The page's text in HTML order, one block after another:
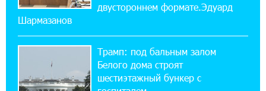
Аршак Карапетян
12:04:45 23-07-2026
При поддержке Ucom в спортивной школе
Вайка установлена солнечная
электростанция мощностью 15 кВт
двустороннем формате.Эдуард
Шармазанов
Трамп: под бальным залом
Белого дома строят
шестиэтажный бункер с